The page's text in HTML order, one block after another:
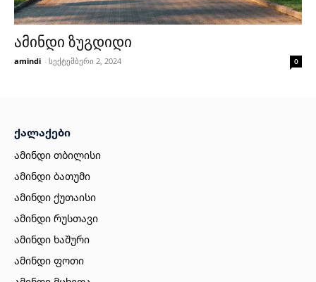
ამინდი ზუგდიდი
amindi - სექტემბერი 2, 2024 0
ქალაქები
ამინდი თბილისი
ამინდი ბათუმი
ამინდი ქუთაისი
ამინდი რუსთავი
ამინდი ხაშური
ამინდი ფოთი